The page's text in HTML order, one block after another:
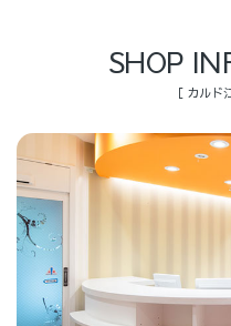
SHOP
［ カルド